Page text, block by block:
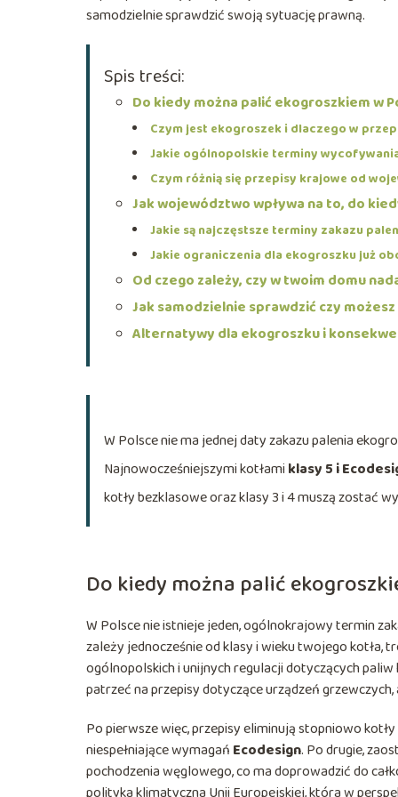
samodzielnie sprawdzić swoją sytuację prawną.
Spis treści:
Do kiedy można palić ekogroszkiem w
Czym jest ekogroszek i dlaczego w
Jakie ogólnopolskie terminy
Czym różnią się przepisy krajowe od
Jak województwo wpływa na to, do
Jakie są najczęstsze terminy zakazu
Jakie ograniczenia dla ekogroszku już
Od czego zależy, czy w twoim domu
Jak samodzielnie sprawdzić czy
Alternatywy dla ekogroszku i
W Polsce nie ma jednej daty zakazu palenia
Najnowocześniejszymi kotłami klasy 5 i
kotły bezklasowe oraz klasy 3 i 4 muszą zostać
Do kiedy można palić
W Polsce nie istnieje jeden, ogólnokrajowy termin
zależy jednocześnie od klasy i wieku twojego
ogólnopolskich i unijnych regulacji dotyczących
patrzeć na przepisy dotyczące urządzeń
Po pierwsze więc, przepisy eliminują stopniowo
niespełniające wymagań Ecodesign. Po drugie,
pochodzenia węglowego, co ma doprowadzić do